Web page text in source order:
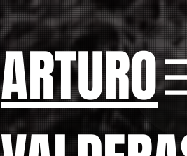
ARTURO